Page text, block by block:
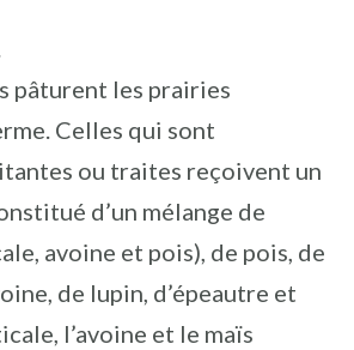
pâturent les prairies
Celles qui sont
ou traites reçoivent un
d’un mélange de
avoine et pois), de pois, de
de lupin, d’épeautre et
l’avoine et le maïs